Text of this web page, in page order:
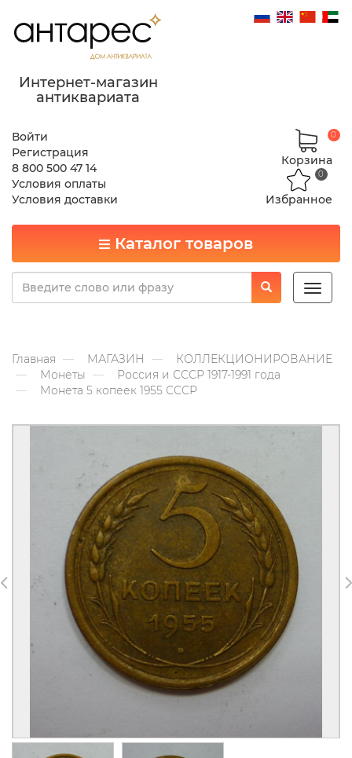
Интернет-магазин
антиквариата
Войти
Регистрация
8 800 500 47 14
Условия оплаты
Условия доставки
Корзина
0
Избранное
0
Каталог товаров
Toggle
Главная МАГАЗИН
КОЛЛЕКЦИОНИРОВАНИЕ
Монеты
Россия и СССР 1917-1991 года
Монета 5 копеек 1955 СССР